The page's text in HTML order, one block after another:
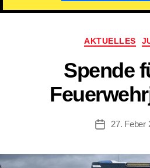
AKTUELLES
Spende
27. Feber